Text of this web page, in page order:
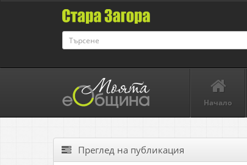
Начало
Преглед на публикация